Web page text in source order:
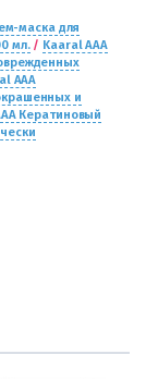
маска для
мл./ Kaaral AAA
AAA
и
Кератиновый